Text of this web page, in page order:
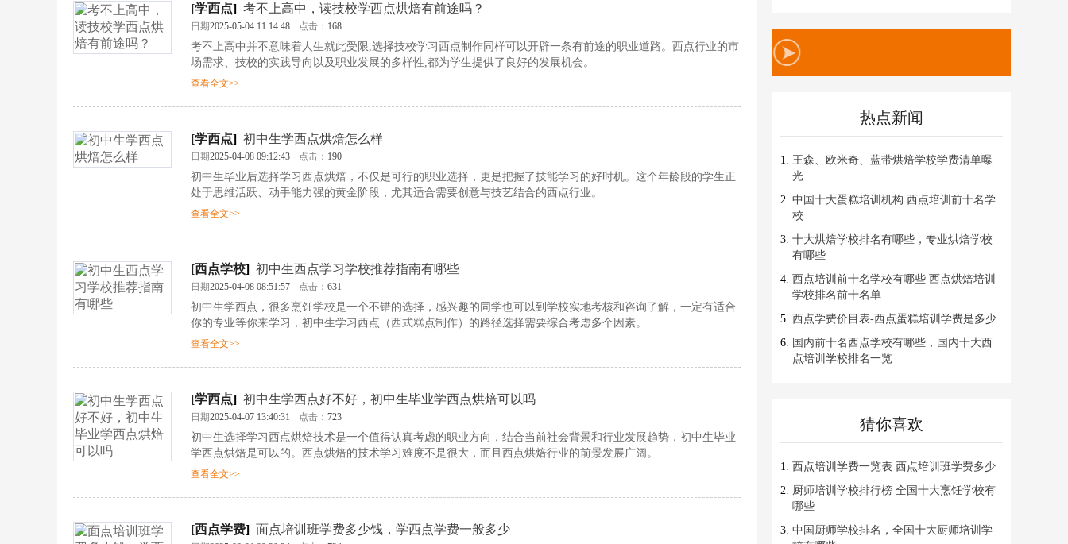
[学西点] 考不上高中，读技校学西点烘焙有前途吗？
日期2025-05-04 11:14:48 点击： 168
考不上高中并不意味着人生就此受限,选择技校学习西点制作同样可以开辟一条有前途的职业道路。西点行业的市
场需求、技校的实践导向以及职业发展的多样性,都为学生提供了良好的发展机会。
查看全文>>
[学西点] 初中生学西点烘焙怎么样
日期2025-04-08 09:12:43 点击： 190
初中生毕业后选择学习西点烘焙，不仅是可行的职业选择，更是把握了技能学习的好时机。这个年龄段的学生正
处于思维活跃、动手能力强的黄金阶段，尤其适合需要创意与技艺结合的西点行业。
查看全文>>
[西点学校] 初中生西点学习学校推荐指南有哪些
日期2025-04-08 08:51:57 点击： 631
初中生学西点，很多烹饪学校是一个不错的选择，感兴趣的同学也可以到学校实地考核和咨询了解，一定有适合
你的专业等你来学习，初中生学习西点（西式糕点制作）的路径选择需要综合考虑多个因素。
查看全文>>
[学西点] 初中生学西点好不好，初中生毕业学西点烘焙可以吗
日期2025-04-07 13:40:31 点击： 723
初中生选择学习西点烘焙技术是一个值得认真考虑的职业方向，结合当前社会背景和行业发展趋势，初中生毕业
学西点烘焙是可以的。西点烘焙的技术学习难度不是很大，而且西点烘焙行业的前景发展广阔。
查看全文>>
[西点学费] 面点培训班学费多少钱，学西点学费一般多少
热点新闻
王森、欧米奇、蓝带烘焙学校学费清单曝
光
中国十大蛋糕培训机构 西点培训前十名学
校
十大烘焙学校排名有哪些，专业烘焙学校
有哪些
西点培训前十名学校有哪些 西点烘焙培训
学校排名前十名单
西点学费价目表-西点蛋糕培训学费是多少
国内前十名西点学校有哪些，国内十大西
点培训学校排名一览
猜你喜欢
西点培训学费一览表 西点培训班学费多少
厨师培训学校排行榜 全国十大烹饪学校有
哪些
中国厨师学校排名，全国十大厨师培训学